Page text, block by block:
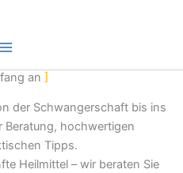
an
der Schwangerschaft bis ins
Beratung, hochwertigen
Tipps.
Heilmittel – wir beraten Sie